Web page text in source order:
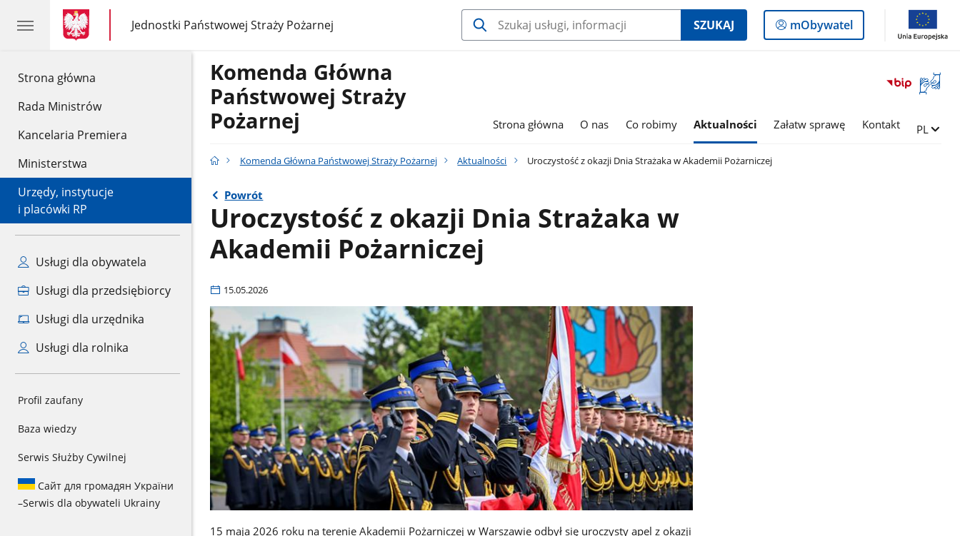
Strona główna
Rada Ministrów
Kancelaria Premiera
Ministerstwa
Urzędy, instytucje
i placówki RP
Usługi dla obywatela
Usługi dla przedsiębiorcy
Usługi dla urzędnika
Usługi dla rolnika
Profil zaufany
Baza wiedzy
Serwis Służby Cywilnej
Сайт для громадян України
–Serwis dla obywateli Ukrainy
gov.pl
gov.pl
Jednostki Państwowej Straży Pożarnej
gov.pl
Jednostki
Państwowej
SZUKAJ
Logowanie
do
mObywatel
Otwórz
okno
języka
Komenda Główna
Państwowej Straży
Pożarnej
Strona główna O nas Co robimy Aktualności Załatw sprawę Kontakt Zmień
PL
Komenda Główna Państwowej Straży Pożarnej Aktualności Uroczystość z okazji Dnia Strażaka w Akademii Pożarniczej
Powrót
Uroczystość z okazji Dnia Strażaka w
Akademii Pożarniczej
15.05.2026
15 maja 2026 roku na terenie Akademii Pożarniczej w Warszawie odbył się uroczysty apel z okazji